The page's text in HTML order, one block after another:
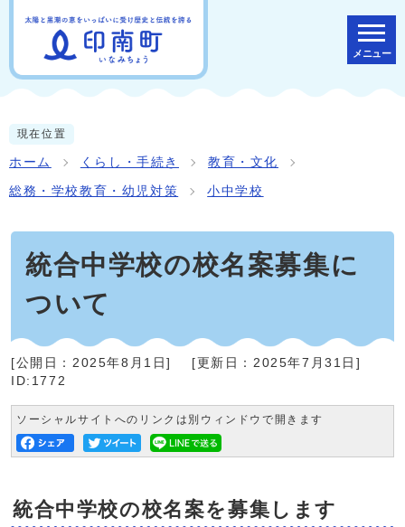
メニュー
現在位置
ホーム くらし・手続き 教育・文化
総務・学校教育・幼児対策 小中学校
統合中学校の校名案募集に
ついて
[公開日： 2025年8月1日] [更新日：2025年7月31日]
ID:1772
ソーシャルサイトへのリンクは別ウィンドウで開きます
統合中学校の校名案を募集します